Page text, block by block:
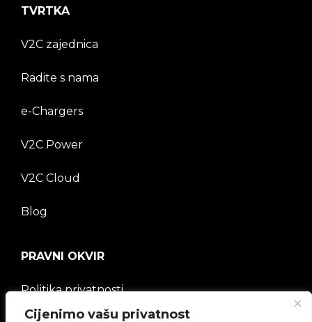
Cijenimo vašu privatnost
TVRTKA
V2C zajednica
Radite s nama
e-Chargers
V2C Power
V2C Cloud
Blog
PRAVNI OKVIR
Politika privatnosti